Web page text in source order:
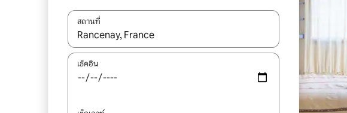
สถานที่
ใช้ลูกศรขึ้นลง หรือใช้การสัมผัสหรือปัด เพื่อสำรวจผลการค้นหา
เช็คอิน